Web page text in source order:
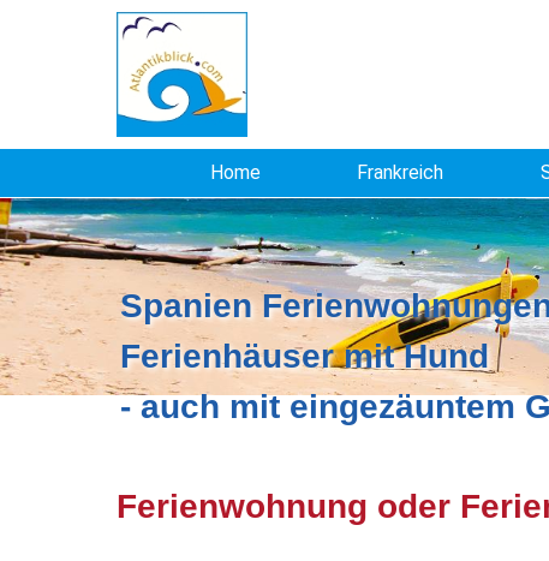
Home Frankreich
Spanien
Ferienhäuser mit Hund
- auch mit eingezäuntem
Ferienwohnung oder